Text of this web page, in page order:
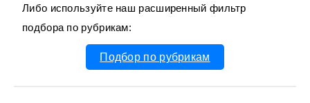
Либо используйте наш расширенный фильтр
подбора по рубрикам:
Подбор по рубрикам